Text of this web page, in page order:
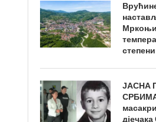
степени
ЈАСНА